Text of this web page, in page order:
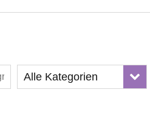
Alle Kategorien